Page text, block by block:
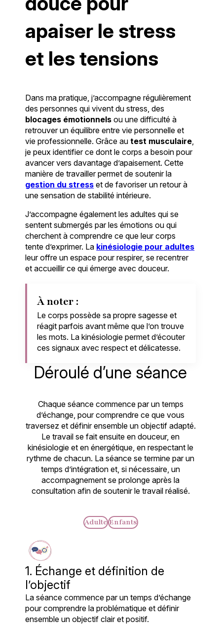
apaiser le stress
et les tensions
Dans ma pratique, j’accompagne régulièrement
des personnes qui vivent du stress, des
blocages émotionnels ou une difficulté à
retrouver un équilibre entre vie personnelle et
vie professionnelle. Grâce autest musculaire,
je peux identifier ce dont le corps a besoin pour
avancer vers davantage d’apaisement. Cette
manière de travailler permet de soutenir la
gestion du stress et de favoriser un retour à
une sensation de stabilité intérieure.
J’accompagne également les adultes qui se
sentent submergés par les émotions ou qui
cherchent à comprendre ce que leur corps
tente d’exprimer. La kinésiologie pour adultes
leur offre un espace pour respirer, se recentrer
et accueillir ce qui émerge avec douceur.
À noter :
Le corps possède sa propre sagesse et
réagit parfois avant même que l’on trouve
les mots. La kinésiologie permet d’écouter
ces signaux avec respect et délicatesse.
Déroulé d’une séance
Chaque séance commence par un temps
d’échange, pour comprendre ce que vous
traversez et définir ensemble un objectif adapté.
Le travail se fait ensuite en douceur, en
kinésiologie et en énergétique, en respectant le
rythme de chacun. La séance se termine par un
temps d’intégration et, si nécessaire, un
accompagnement se prolonge après la
consultation afin de soutenir le travail réalisé.
Adulte Enfants
1. Échange et définition de
l’objectif
La séance commence par un temps d’échange
pour comprendre la problématique et définir
ensemble un objectif clair et positif.